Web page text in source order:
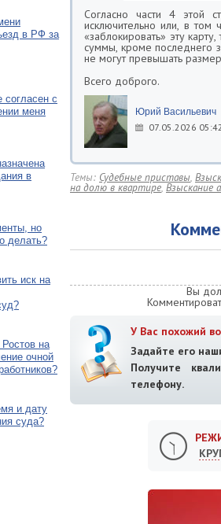
Согласно части 4 этой
исключительно или, в том
«заблокировать» эту
суммы, кроме последнего
не могут превышать
Всего доброго.
Юрий Васильевич
07.05.2026 05:42
Темы: Судебные приставы,
на долю в квартире,Взыскание
Вы
У Вас похожий
Задайте его
Получите
телефону.
в РФ за
согласен с
меня
в
но
делать?
иск на
на
очной
и дату
суда?